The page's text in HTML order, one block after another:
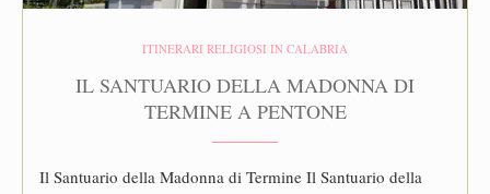
ITINERARI RELIGIOSI IN CALABRIA
IL SANTUARIO DELLA MADONNA DI
TERMINE A PENTONE
Il Santuario della Madonna di Termine Il Santuario della